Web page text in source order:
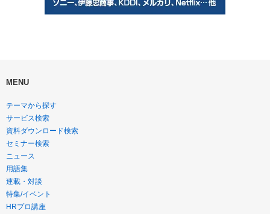
MENU
テーマから探す
サービス検索
資料ダウンロード検索
セミナー検索
ニュース
用語集
連載・対談
特集/イベント
HRプロ講座